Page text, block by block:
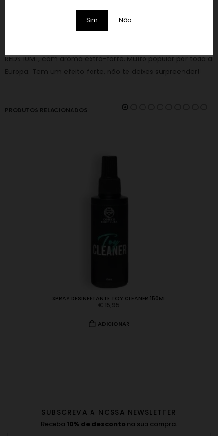
Sim Não
REDS 10ML, com aroma extra-forte. Muito popular por toda a
Europa. Tem um efeito forte, não te deixes surpreender!!
PRODUTOS RELACIONADOS
SPRAY DESINFETANTE TOY CLEANER 150ML
€ 15,95
ADICIONAR
SUBSCREVA A NOSSA NEWSLETTER
Receba 10% de desconto na sua compra.